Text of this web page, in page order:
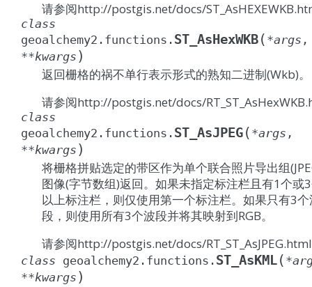
请参阅http://postgis.net/docs/
class
geoalchemy2.functions. ST_AsHexWKB( *args ,
**kwargs )
返回栅格的祸不单行表示形式的熟知二进制(Wkb)。
请参阅http://postgis.net/docs/
class
geoalchemy2.functions. ST_AsJPEG( *args ,
**kwargs )
将栅格拼贴选定的带区作为单个联合照片导出组
图像(字节数组)返回。如果未指定标注栏且有1个或
以上标注栏，则仅使用第一个标注栏。如果只有3
段，则使用所有3个波段并将其映射到RGB。
请参阅http://postgis.net/docs/RT_ST_AsJPEG.html
class geoalchemy2.functions. ST_AsKML( *
**kwargs )